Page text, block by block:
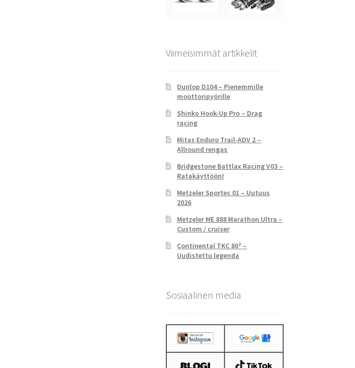
Viimeisimmät artikkelit
Dunlop D104 – Pienemmille
moottoripyörille
Shinko Hook-Up Pro – Drag
racing
Mitas Enduro Trail-ADV 2 –
Allround rengas
Bridgestone Battlax Racing V03 –
Ratakäyttöön!
Metzeler Sportec 01 – Uutuus
2026
Metzeler ME 888 Marathon Ultra –
Custom / cruiser
Continental TKC 80² –
Uudistettu legenda
Sosiaalinen media